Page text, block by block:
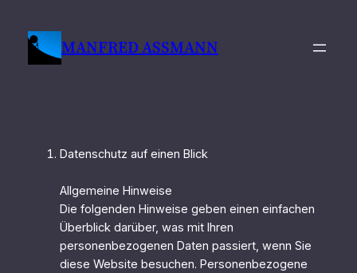
Inhalt
springen
MANFRED ASSMANN
Datenschutz auf einen Blick
Allgemeine Hinweise
Die folgenden Hinweise geben einen einfachen
Überblick darüber, was mit Ihren
personenbezogenen Daten passiert, wenn Sie
diese Website besuchen. Personenbezogene